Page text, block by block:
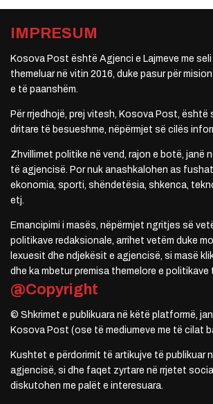
IMPRESUM
Kosova Post është Agjenci e Lajmeve me
themeluar në vitin 2016, duke pasur për
e të paanshëm.
Për rrjedhojë, prej vitesh, Kosova Post, është
dritare të besueshme, nëpërmjet së cilës
Zhvillimet politike në vend, rajon e botë, janë
të agjencisë. Por nuk anashkalohen as
ekonomia, sporti, shëndetësia, shkenca,
etj.
Emancipimi i masës, nëpërmjet ngritjes së
politikave redaksionale, arrihet vetëm duke
lexuesit dhe ndjekësit e agjencisë, si masë
dhe ka mbetur premisa themelore e politikave
@Copyright
© Shkrimet e publikuara në këtë platformë,
Kosova Post (ose të mediumeve me të cilat
Kushtet e përdorimit të artikujve të publikuar
agjencisë, si dhe faqet zyrtare në rrjetet
diskutohen me palët e interesuara.